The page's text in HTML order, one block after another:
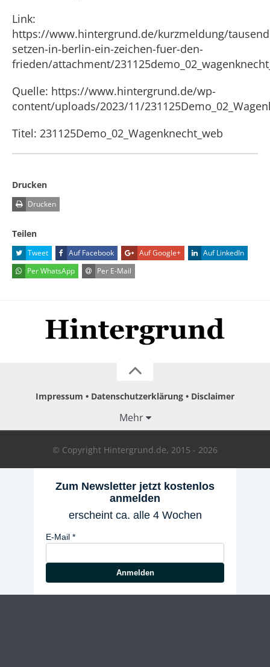
Link:
https://www.hintergrund.de/kurzmeldung/
setzen-in-berlin-ein-zeichen-fuer-den-
frieden/attachment/
Quelle: https://www.hintergrund.de/wp-
content/uploads/2023/11/
Titel: 231125Demo_02_Wagenknecht_web
Drucken
Drucken
Teilen
Tweet Auf Facebook Auf Google+
Auf LinkedIn
Per WhatsApp
Per E-Mail
Impressum Datenschutzerklärung Disclaimer
Mehr
© Copyright Hintergrund.de, 2015 - 2026
Zum Newsletter jetzt kostenlos
anmelden
erscheint ca. alle 4 Wochen
E-Mail
Anmelden